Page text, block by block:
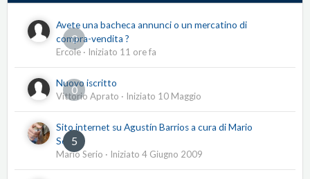
0
Avete una bacheca annunci o un mercatino di
compra-vendita ?
Ercole · Iniziato 11 ore fa
0
Nuovo iscritto
Vittorio Aprato · Iniziato 10 Maggio
5
Sito internet su Agustín Barrios a cura di Mario
Serio
Mario Serio · Iniziato 4 Giugno 2009